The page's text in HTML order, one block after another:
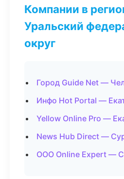
Компании в
Уральский
округ
Город Guide Net —
Инфо Hot Portal —
Yellow Online Pro —
News Hub Direct —
ООО Online Expert —